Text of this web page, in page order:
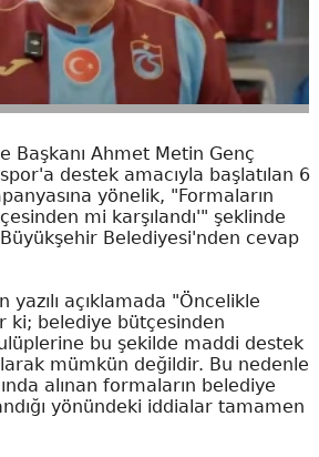
Başkanı Ahmet Metin Genç
destek amacıyla başlatılan 6
yönelik, "Formaların
mi karşılandı'" şeklinde
Belediyesi'nden cevap
yazılı açıklamada "Öncelikle
ki; belediye bütçesinden
bu şekilde maddi destek
mümkün değildir. Bu nedenle
alınan formaların belediye
yönündeki iddialar tamamen